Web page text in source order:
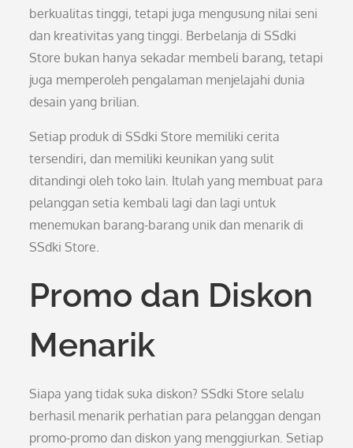
berkualitas tinggi, tetapi juga mengusung nilai seni
dan kreativitas yang tinggi. Berbelanja di SSdki
Store bukan hanya sekadar membeli barang, tetapi
juga memperoleh pengalaman menjelajahi dunia
desain yang brilian.
Setiap produk di SSdki Store memiliki cerita
tersendiri, dan memiliki keunikan yang sulit
ditandingi oleh toko lain. Itulah yang membuat para
pelanggan setia kembali lagi dan lagi untuk
menemukan barang-barang unik dan menarik di
SSdki Store.
Promo dan Diskon
Menarik
Siapa yang tidak suka diskon? SSdki Store selalu
berhasil menarik perhatian para pelanggan dengan
promo-promo dan diskon yang menggiurkan. Setiap